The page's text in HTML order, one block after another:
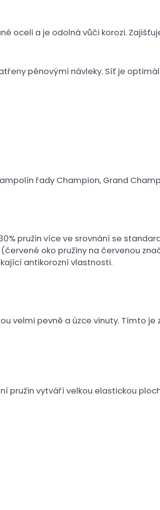
oceli a je odolná vůči korozi.
pěnovými návleky. Síť je
řady Champion, Grand
pružin více ve srovnání se
oko pružiny na červenou
antikorozní vlastnosti.
velmi pevně a úzce vinuty. Tímto
pružin vytváří velkou elastickou